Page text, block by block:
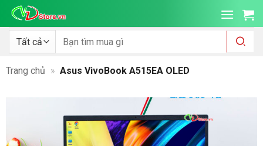
qua
dung
Tìm
kiếm:
Trang chủ » Asus VivoBook A515EA OLED